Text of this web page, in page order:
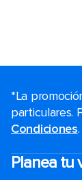
*La
particulares.
Condiciones.
Planea tu